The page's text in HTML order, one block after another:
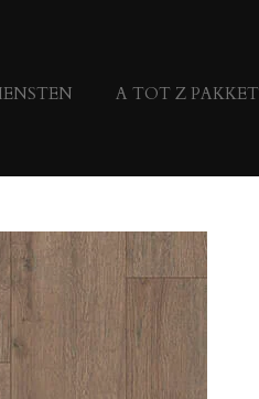
A TOT Z PAKKET